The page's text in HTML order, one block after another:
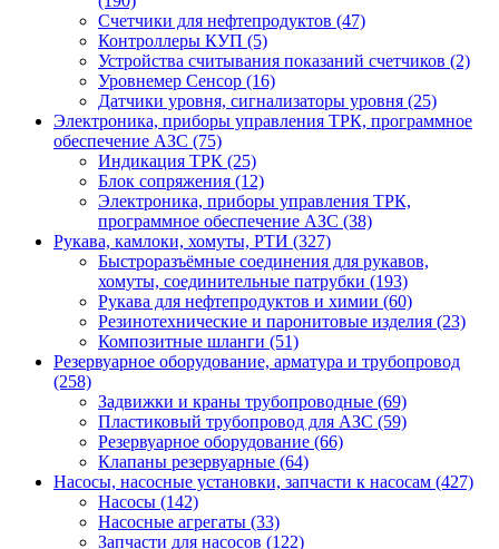
Счетчики для нефтепродуктов (47)
Контроллеры КУП (5)
Устройства считывания показаний счетчиков (2)
Уровнемер Сенсор (16)
Датчики уровня, сигнализаторы уровня (25)
Электроника, приборы управления ТРК, программное
обеспечение АЗС (75)
Индикация ТРК (25)
Блок сопряжения (12)
Электроника, приборы управления ТРК,
программное обеспечение АЗС (38)
Рукава, камлоки, хомуты, РТИ (327)
Быстроразъёмные соединения для рукавов,
хомуты, соединительные патрубки (193)
Рукава для нефтепродуктов и химии (60)
Резинотехнические и паронитовые изделия (23)
Композитные шланги (51)
Резервуарное оборудование, арматура и трубопровод
(258)
Задвижки и краны трубопроводные (69)
Пластиковый трубопровод для АЗС (59)
Резервуарное оборудование (66)
Клапаны резервуарные (64)
Насосы, насосные установки, запчасти к насосам (427)
Насосы (142)
Насосные агрегаты (33)
Запчасти для насосов (122)